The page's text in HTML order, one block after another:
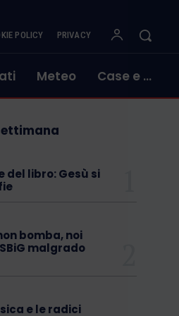
POLICY PRIVACY
Meteo Case e …
del libro: Gesù si
bomba, noi
malgrado
e le radici